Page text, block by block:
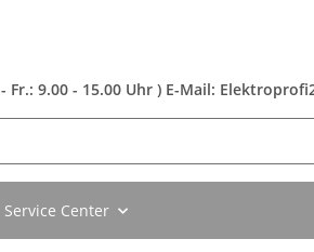
Fr.: 9.00 - 15.00 Uhr ) E-Mail:
Service Center